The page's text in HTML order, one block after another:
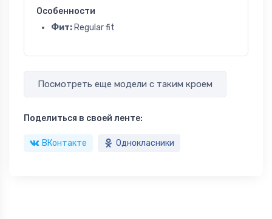
Особенности
Фит: Regular fit
Посмотреть еще модели с таким кроем
Поделиться в своей ленте:
ВКонтакте Однокласники